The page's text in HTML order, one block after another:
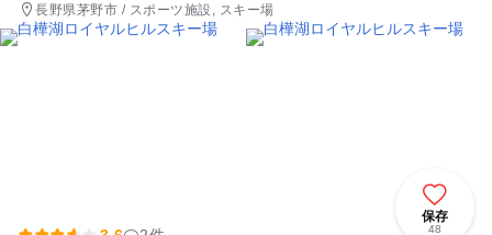
長野県茅野市 / スポーツ施設, スキー場
保存
48